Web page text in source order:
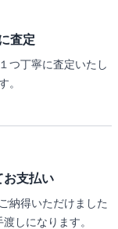
査定
つ丁寧に査定いたし
。
お支払い
納得いただけました
しになります。